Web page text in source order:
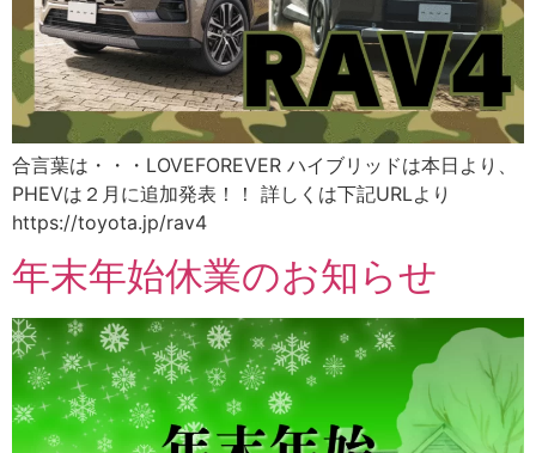
合言葉は・・・LOVEFOREVER ハイブリッドは本日より、
PHEVは２月に追加発表！！ 詳しくは下記URLより
https://toyota.jp/rav4
年末年始休業のお知らせ